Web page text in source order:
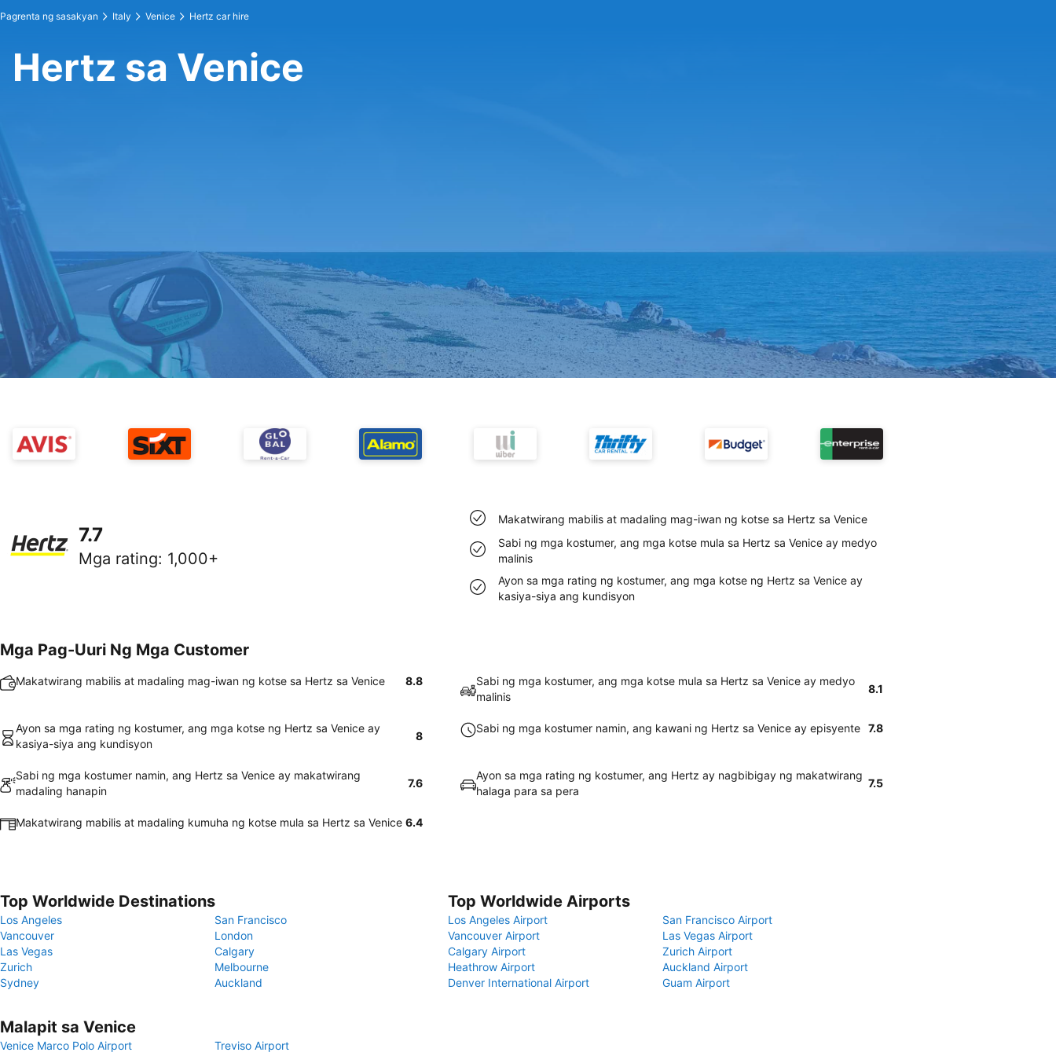
Pagrenta ng sasakyan Italy Venice Hertz car hire
Hertz sa Venice
7.7
Mga rating: 1,000+
Makatwirang mabilis at madaling mag-iwan ng kotse sa Hertz sa Venice
Sabi ng mga kostumer, ang mga kotse mula sa Hertz sa Venice ay medyo
malinis
Ayon sa mga rating ng kostumer, ang mga kotse ng Hertz sa Venice ay
kasiya-siya ang kundisyon
Mga Pag-Uuri Ng Mga Customer
Makatwirang mabilis at madaling mag-iwan ng kotse sa Hertz sa Venice 8.8
Sabi ng mga kostumer, ang mga kotse mula sa Hertz sa Venice ay medyo
malinis
8.1
Ayon sa mga rating ng kostumer, ang mga kotse ng Hertz sa Venice ay
kasiya-siya ang kundisyon
8
Sabi ng mga kostumer namin, ang kawani ng Hertz sa Venice ay episyente 7.8
Sabi ng mga kostumer namin, ang Hertz sa Venice ay makatwirang
madaling hanapin
7.6
Ayon sa mga rating ng kostumer, ang Hertz ay nagbibigay ng makatwirang
halaga para sa pera
7.5
Makatwirang mabilis at madaling kumuha ng kotse mula sa Hertz sa Venice 6.4
Top Worldwide Destinations
Los Angeles
San Francisco
Vancouver
London
Las Vegas
Calgary
Zurich
Melbourne
Sydney
Auckland
Top Worldwide Airports
Los Angeles Airport
San Francisco Airport
Vancouver Airport
Las Vegas Airport
Calgary Airport
Zurich Airport
Heathrow Airport
Auckland Airport
Denver International Airport
Guam Airport
Malapit sa Venice
Venice Marco Polo Airport
Treviso Airport